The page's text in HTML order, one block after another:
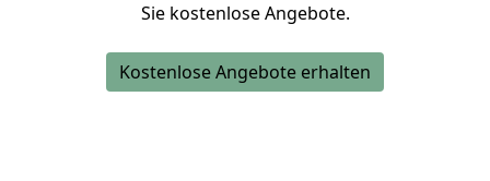
Sie kostenlose Angebote.
Kostenlose Angebote erhalten